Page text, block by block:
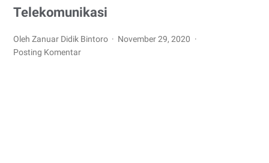
Telekomunikasi
Oleh Zanuar Didik Bintoro
November 29, 2020
Posting Komentar